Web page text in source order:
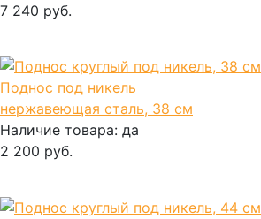
7 240 руб.
Поднос под никель
нержавеющая сталь, 38 см
Наличие товара: да
2 200 руб.